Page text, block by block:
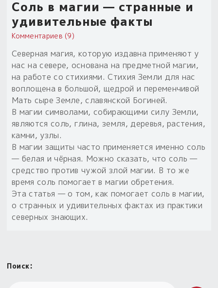
Соль в магии — странные и
удивительные факты
Комментариев (9)
Северная магия, которую издавна применяют у
нас на севере, основана на предметной магии,
на работе со стихиями. Стихия Земли для нас
воплощена в большой, щедрой и переменчивой
Мать сыре Земле, славянской Богиней.
В магии символами, собирающими силу Земли,
являются соль, глина, земля, деревья, растения,
камни, узлы.
В магии защиты часто применяется именно соль
— белая и чёрная. Можно сказать, что соль —
средство против чужой злой магии. В то же
время соль помогает в магии обретения.
Эта статья — о том, как помогает соль в магии,
о странных и удивительных фактах из практики
северных знающих.
Поиск: